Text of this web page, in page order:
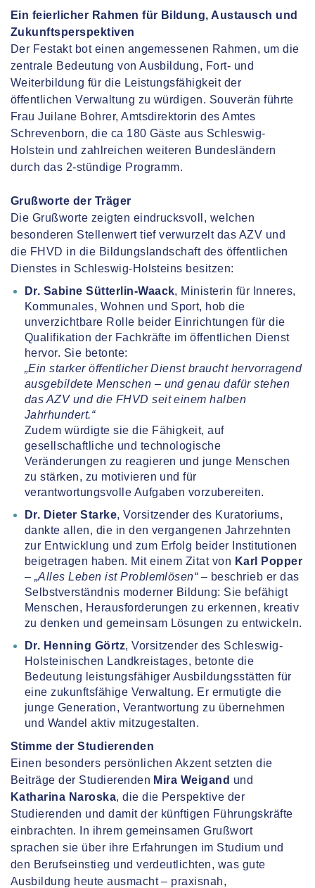
Ein feierlicher Rahmen für Bildung, Austausch und
Zukunftsperspektiven
Der Festakt bot einen angemessenen Rahmen, um die
zentrale Bedeutung von Ausbildung, Fort- und
Weiterbildung für die Leistungsfähigkeit der
öffentlichen Verwaltung zu würdigen. Souverän führte
Frau Juilane Bohrer, Amtsdirektorin des Amtes
Schrevenborn, die ca 180 Gäste aus Schleswig-
Holstein und zahlreichen weiteren Bundesländern
durch das 2-stündige Programm.
Grußworte der Träger
Die Grußworte zeigten eindrucksvoll, welchen
besonderen Stellenwert tief verwurzelt das AZV und
die FHVD in die Bildungslandschaft des öffentlichen
Dienstes in Schleswig-Holsteins besitzen:
Dr. Sabine Sütterlin-Waack, Ministerin für Inneres,
Kommunales, Wohnen und Sport, hob die
unverzichtbare Rolle beider Einrichtungen für die
Qualifikation der Fachkräfte im öffentlichen Dienst
hervor. Sie betonte:
„Ein starker öffentlicher Dienst braucht hervorragend
ausgebildete Menschen – und genau dafür stehen
das AZV und die FHVD seit einem halben
Jahrhundert.“
Zudem würdigte sie die Fähigkeit, auf
gesellschaftliche und technologische
Veränderungen zu reagieren und junge Menschen
zu stärken, zu motivieren und für
verantwortungsvolle Aufgaben vorzubereiten.
Dr. Dieter Starke, Vorsitzender des Kuratoriums,
dankte allen, die in den vergangenen Jahrzehnten
zur Entwicklung und zum Erfolg beider Institutionen
beigetragen haben. Mit einem Zitat von Karl Popper
– „Alles Leben ist Problemlösen“– beschrieb er das
Selbstverständnis moderner Bildung: Sie befähigt
Menschen, Herausforderungen zu erkennen, kreativ
zu denken und gemeinsam Lösungen zu entwickeln.
Dr. Henning Görtz, Vorsitzender des Schleswig-
Holsteinischen Landkreistages, betonte die
Bedeutung leistungsfähiger Ausbildungsstätten für
eine zukunftsfähige Verwaltung. Er ermutigte die
junge Generation, Verantwortung zu übernehmen
und Wandel aktiv mitzugestalten.
Stimme der Studierenden
Einen besonders persönlichen Akzent setzten die
Beiträge der Studierenden Mira Weigand und
Katharina Naroska, die die Perspektive der
Studierenden und damit der künftigen Führungskräfte
einbrachten. In ihrem gemeinsamen Grußwort
sprachen sie über ihre Erfahrungen im Studium und
den Berufseinstieg und verdeutlichten, was gute
Ausbildung heute ausmacht – praxisnah,